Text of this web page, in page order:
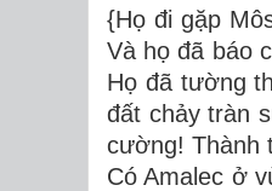
{Họ đi gặp
Và họ đã báo
Họ đã tường
đất chảy tràn
cường! Thành
Có Amalec ở